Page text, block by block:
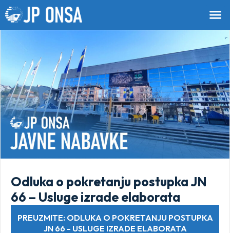
Odluka o pokretanju postupka JN
66 – Usluge izrade elaborata
PREUZMITE: ODLUKA O POKRETANJU POSTUPKA
JN 66 - USLUGE IZRADE ELABORATA